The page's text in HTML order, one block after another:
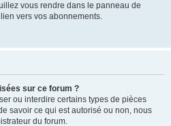
vous rendre dans le panneau de
vers vos abonnements.
sur ce forum ?
ou interdire certains types de pièces
savoir ce qui est autorisé ou non, nous
du forum.